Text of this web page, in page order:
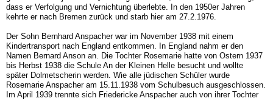
dass er Verfolgung und Vernichtung überlebte. In den 1950er Jahren
kehrte er nach Bremen zurück und starb hier am 27.2.1976.
Der Sohn Bernhard Anspacher war im November 1938 mit einem
Kindertransport nach England entkommen. In England nahm er den
Namen Bernard Anson an. Die Tochter Rosemarie hatte von Ostern 1937
bis Herbst 1938 die Schule An der Kleinen Helle besucht und wollte
später Dolmetscherin werden. Wie alle jüdischen Schüler wurde
Rosemarie Anspacher am 15.11.1938 vom Schulbesuch ausgeschlossen.
Im April 1939 trennte sich Friedericke Anspacher auch von ihrer Tochter